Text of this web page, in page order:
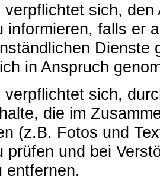
sich,
informieren, falls er
Dienste
in Anspruch
sich,
die im
(z.B. Fotos und
prüfen und bei
entfernen.